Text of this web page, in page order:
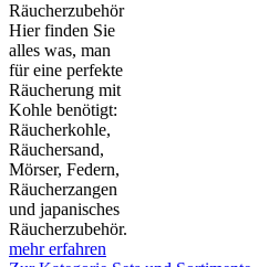
Räucherzubehör
Hier finden Sie
alles was, man
für eine perfekte
Räucherung mit
Kohle benötigt:
Räucherkohle,
Räuchersand,
Mörser, Federn,
Räucherzangen
und japanisches
Räucherzubehör.
mehr erfahren